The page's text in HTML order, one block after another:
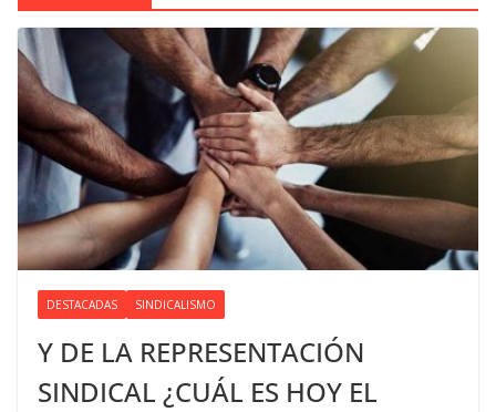
DESTACADAS SINDICALISMO
Y DE LA REPRESENTACIÓN
SINDICAL ¿CUÁL ES HOY EL